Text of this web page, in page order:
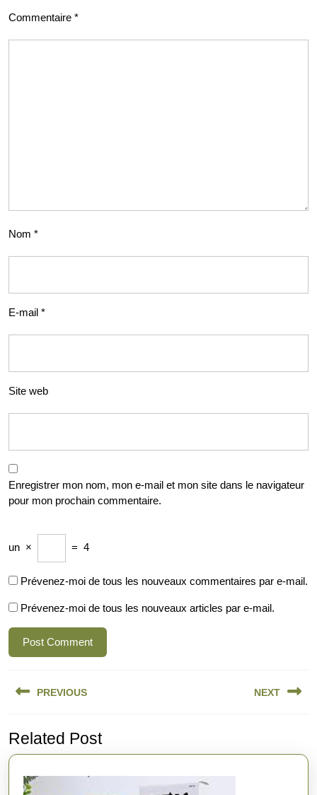
Commentaire *
Nom *
E-mail *
Site web
Enregistrer mon nom, mon e-mail et mon site dans le navigateur
pour mon prochain commentaire.
un × = 4
Prévenez-moi de tous les nouveaux commentaires par e-mail.
Prévenez-moi de tous les nouveaux articles par e-mail.
de
PREVIOUS
post:
NEXT
Related Post